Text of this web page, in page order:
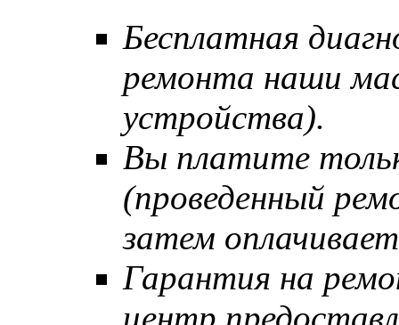
Бесплатная
ремонта наши
устройства).
Вы платите
(проведенный
затем
Гарантия на